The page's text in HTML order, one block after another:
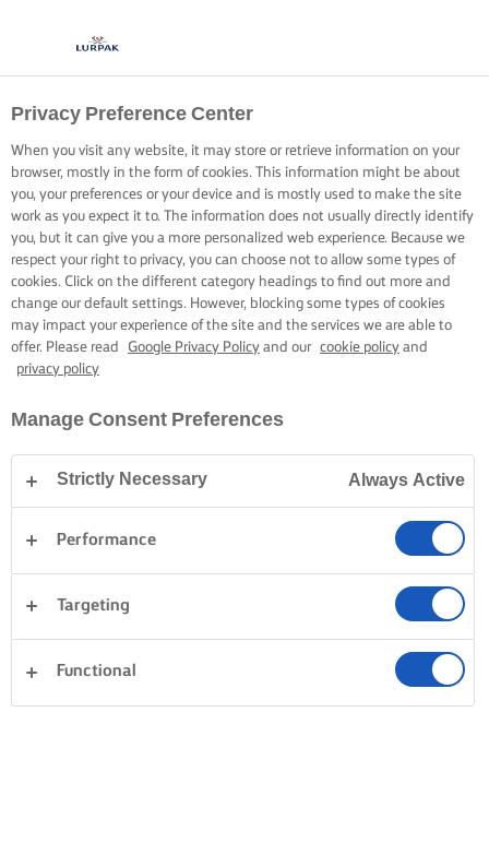
Privacy Preference Center
When you visit any website, it may store or retrieve information on your
browser, mostly in the form of cookies. This information might be about
you, your preferences or your device and is mostly used to make the site
work as you expect it to. The information does not usually directly identify
you, but it can give you a more personalized web experience. Because we
respect your right to privacy, you can choose not to allow some types of
cookies. Click on the different category headings to find out more and
change our default settings. However, blocking some types of cookies
may impact your experience of the site and the services we are able to
offer. Please read
Google Privacy Policy and our cookie policy and
privacy policy
Manage Consent Preferences
Strictly Necessary Always Active
Performance
Targeting
Functional